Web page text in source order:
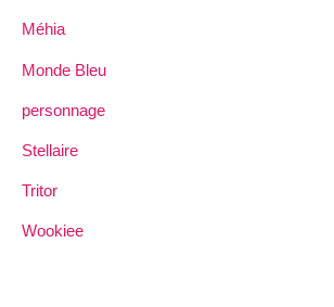
Méhia
Monde Bleu
personnage
Stellaire
Tritor
Wookiee